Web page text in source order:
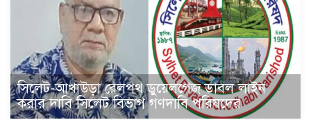
সিলেট-আখাউড়া রেলপথ ডুয়েলগেজ ডাবল লাইন
করার দাবি সিলেট বিভাগ গণদাবি পরিষদের